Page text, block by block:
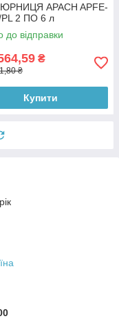
APACH APFE-
PL 2 ПО 6 л
до відправки
₴
₴
Купити